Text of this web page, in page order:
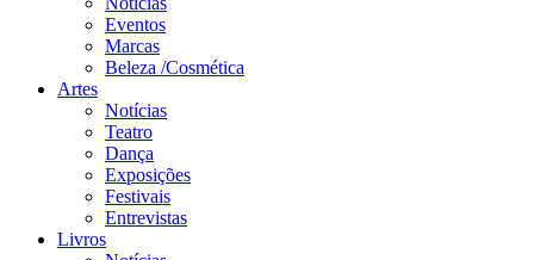
Eventos
Marcas
Beleza /Cosmética
Artes
Notícias
Teatro
Dança
Exposições
Festivais
Entrevistas
Livros